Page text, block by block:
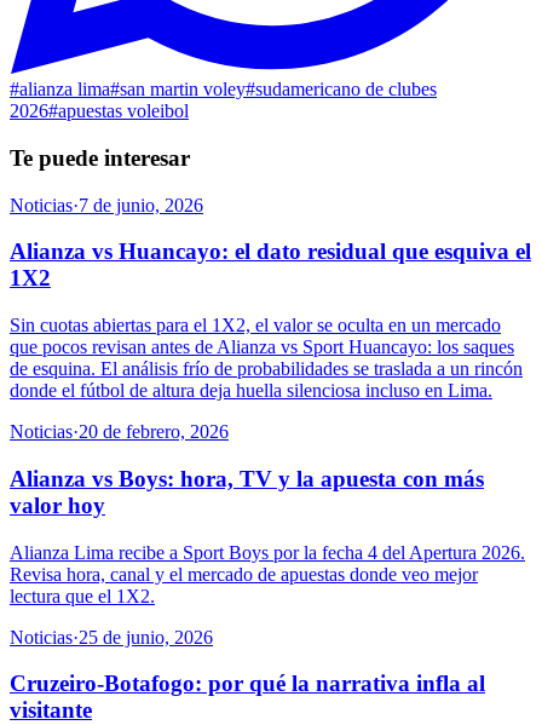
#alianza lima#san martin voley#sudamericano de clubes
2026#apuestas voleibol
Te puede interesar
Noticias·7 de junio, 2026
Alianza vs Huancayo: el dato residual que esquiva el
1X2
Sin cuotas abiertas para el 1X2, el valor se oculta en un mercado
que pocos revisan antes de Alianza vs Sport Huancayo: los saques
de esquina. El análisis frío de probabilidades se traslada a un rincón
donde el fútbol de altura deja huella silenciosa incluso en Lima.
Noticias·20 de febrero, 2026
Alianza vs Boys: hora, TV y la apuesta con más
valor hoy
Alianza Lima recibe a Sport Boys por la fecha 4 del Apertura 2026.
Revisa hora, canal y el mercado de apuestas donde veo mejor
lectura que el 1X2.
Noticias·25 de junio, 2026
Cruzeiro-Botafogo: por qué la narrativa infla al
visitante